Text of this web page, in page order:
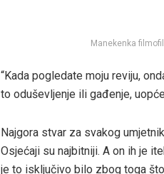
Manekenka
“Kada pogledate moju reviju,
to oduševljenje ili gađenje,
Najgora stvar za svakog
Osjećaji su najbitniji. A on ih je
je to isključivo bilo zbog toga